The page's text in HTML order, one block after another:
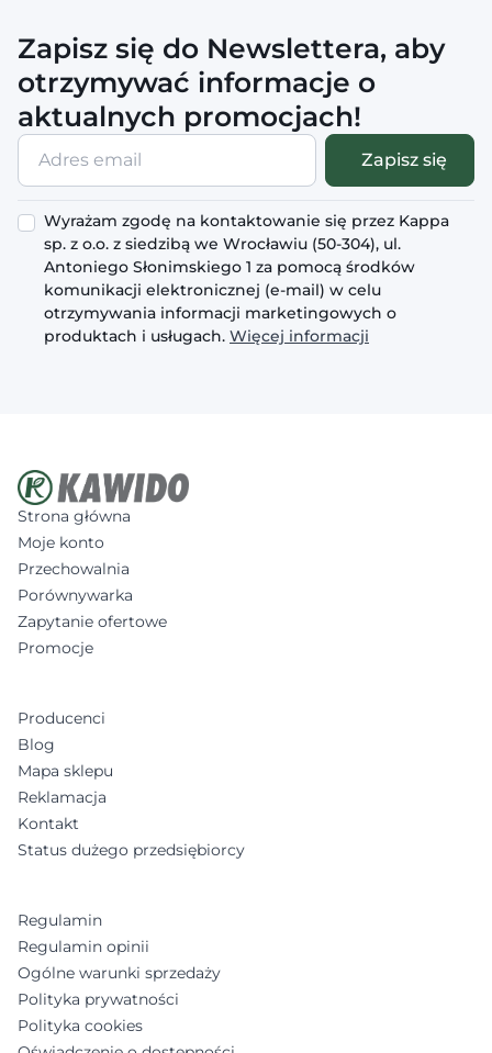
Zapisz się do Newslettera, aby
otrzymywać informacje o
aktualnych promocjach!
Adres
email
Zapisz się
Wyrażam zgodę na kontaktowanie się przez Kappa
sp. z o.o. z siedzibą we Wrocławiu (50-304), ul.
Antoniego Słonimskiego 1 za pomocą środków
komunikacji elektronicznej (e-mail) w celu
otrzymywania informacji marketingowych o
produktach i usługach. Więcej informacji
Strona główna
Moje konto
Przechowalnia
Porównywarka
Zapytanie ofertowe
Promocje
Producenci
Blog
Mapa sklepu
Reklamacja
Kontakt
Status dużego przedsiębiorcy
Regulamin
Regulamin opinii
Ogólne warunki sprzedaży
Polityka prywatności
Polityka cookies